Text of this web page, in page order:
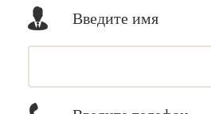
Введите имя